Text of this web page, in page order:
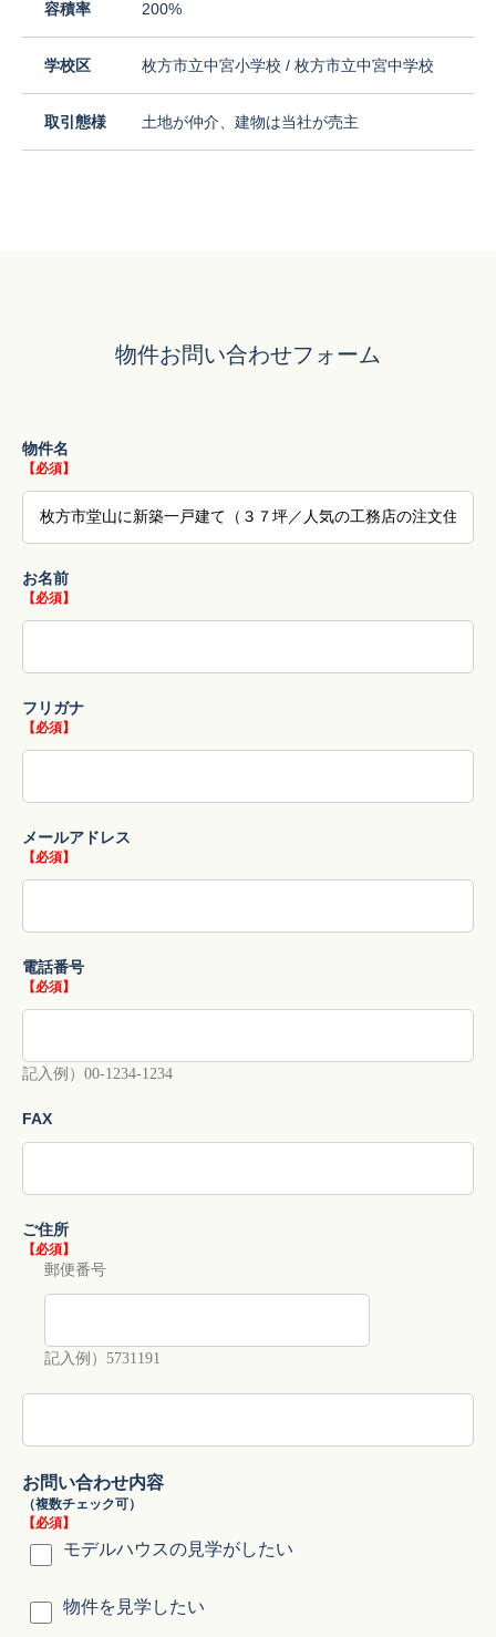
容積率 200%
学校区 枚方市立中宮小学校 / 枚方市立中宮中学校
取引態様 土地が仲介、建物は当社が売主
物件お問い合わせフォーム
物件名
【必須】
お名前
【必須】
フリガナ
【必須】
メールアドレス
【必須】
電話番号
【必須】
記入例）00-1234-1234
FAX
ご住所
【必須】
郵便番号
記入例）5731191
お問い合わせ内容
（複数チェック可）
【必須】
モデルハウスの見学がしたい
物件を見学したい